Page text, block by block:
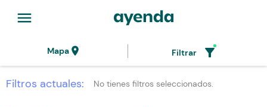
menu
Mapalocation_on Filtrar filter_alt
Filtros actuales: No tienes filtros seleccionados.